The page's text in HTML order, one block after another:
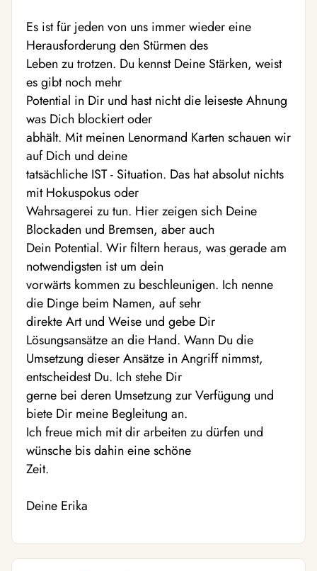
Es ist für jeden von uns immer wieder eine
Herausforderung den Stürmen des
Leben zu trotzen. Du kennst Deine Stärken, weist
es gibt noch mehr
Potential in Dir und hast nicht die leiseste Ahnung
was Dich blockiert oder
abhält. Mit meinen Lenormand Karten schauen wir
auf Dich und deine
tatsächliche IST - Situation. Das hat absolut nichts
mit Hokuspokus oder
Wahrsagerei zu tun. Hier zeigen sich Deine
Blockaden und Bremsen, aber auch
Dein Potential. Wir filtern heraus, was gerade am
notwendigsten ist um dein
vorwärts kommen zu beschleunigen. Ich nenne
die Dinge beim Namen, auf sehr
direkte Art und Weise und gebe Dir
Lösungsansätze an die Hand. Wann Du die
Umsetzung dieser Ansätze in Angriff nimmst,
entscheidest Du. Ich stehe Dir
gerne bei deren Umsetzung zur Verfügung und
biete Dir meine Begleitung an.
Ich freue mich mit dir arbeiten zu dürfen und
wünsche bis dahin eine schöne
Zeit.
Deine Erika